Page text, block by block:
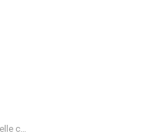
Metal Series